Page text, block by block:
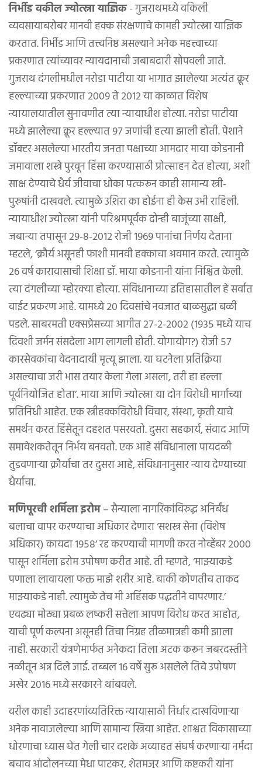
निर्भीड वकील ज्योत्स्ना याज्ञिक- गुजराथमध्ये वकिली
व्यवसायाबरोबर मानवी हक्क संरक्षणाचे कामही ज्योत्स्ना याज्ञिक
करतात. निर्भीड आणि तत्त्वनिष्ठ असल्याने अनेक महत्त्वाच्या
प्रकरणात त्यांच्यावर न्यायदानाची जबाबदारी सोपवली जाते.
गुजराथ दंगलीमधील नरोडा पाटीया या भागात झालेल्या अत्यंत क्रूर
हल्ल्याच्या प्रकरणात २००९ ते २०१२ या काळात विशेष
न्यायालयातील सुनावणीत त्या न्यायाधीश होत्या. नरोडा पाटीया
मध्ये झालेल्या क्रूर हल्ल्यात ९७ जणांची हत्या झाली होती. पेशाने
डॉक्टर असलेल्या भारतीय जनता पक्षाच्या आमदार माया कोडनानी
जमावाला शस्त्रे पुरवून हिंसा करण्यासाठी प्रोत्साहन देत होत्या, अशी
साक्ष देण्याचे धैर्य जीवाचा धोका पत्करून काही सामान्य स्त्री-
पुरुषांनी दाखवले. त्यामुळे उशिरा का होईना ही केस उभी राहिली.
न्यायाधीश ज्योत्स्ना यांनी परिश्रमपूर्वक दोन्ही बाजूंच्या साक्षी,
जबान्या तपासून २९-८-२०१२ रोजी १९६९ पानांचा निर्णय देताना
म्हटले, ‘क्रौर्य असूनही फाशी मानवी हक्काचा अवमान करते. त्यामुळे
२६ वर्ष कारावासाची शिक्षा डॉ. माया कोडनानी यांना निश्चित केली.
त्या दंगलीच्या म्होरक्या होत्या. संविधानाच्या इतिहासातील हे सर्वात
वाईट प्रकरण आहे. यामध्ये २० दिवसांचे नवजात बाळसुद्धा बळी
पडले. साबरमती एक्सप्रेसच्या आगीत २७-२-२००२ (१९३५ मध्ये याच
दिवशी जर्मन संसदेला आग लागली होती. योगायोग?) रोजी ५७
कारसेवकांचा वेदनादायी मृत्यू झाला. या घटनेला प्रतिक्रिया
असल्याचा जरी भास तयार केला गेला असला, तरी हा हल्ला
पूर्वनियोजित होता’. माया आणि ज्योत्स्ना या दोन विरोधी मार्गाच्या
प्रतिनिधी आहेत. एक स्त्रीहक्कविरोधी विचार, संस्था, कृती याचे
समर्थन करत हिंसेतून दहशत पसरवतो. दुसरा सहकार्य, संवाद आणि
समावेशकतेतून निर्भय बनवतो. एक आहे संविधानाला पायदळी
तुडवणाऱ्या क्रौर्याचा तर दुसरा आहे, संविधानानुसार न्याय देण्याच्या
धैर्याचा.
मणिपूरची शर्मिला इरोम– सैन्याला नागरिकांविरुद्ध अनिर्बंध
बलाचा वापर करण्याचा अधिकार देणारा ‘सशस्त्र सेना (विशेष
अधिकार) कायदा १९५८’ रद्द करण्याची मागणी करत नोव्हेंबर २०००
पासून शर्मिला इरोम उपोषण करीत आहे. ती म्हणते, ‘माझ्याकडे
पणाला लावायला फक्त माझे शरीर आहे. बाकी कोणतीच ताकद
माझ्याकडे नाही. त्यामुळे तेच मी अहिंसक पद्धतीने वापरणार.’
एवढ्या मोठ्या प्रबळ लष्करी सत्तेला आपण विरोध करत आहोत,
याची पूर्ण कल्पना असूनही तिचा निग्रह तीळमात्रही कमी झाला
नाही. सरकारी यंत्रणेमार्फत अनेकदा तिला अटक करून जबरदस्तीने
नळीतून अन्न दिले जाई. तब्बल १६ वर्षे सुरू असलेले तिचे उपोषण
अखेर २०१६ मध्ये सरकारने थांबवले.
वरील काही उदाहरणांव्यतिरिक्त न्यायासाठी निर्धार दाखविणाऱ्या
अनेक नावाजलेल्या आणि सामान्य स्त्रिया आहेत. शाश्वत विकासाच्या
धोरणाचा ध्यास घेत गेली चार दशके अव्याहत संघर्ष करणाऱ्या नर्मदा